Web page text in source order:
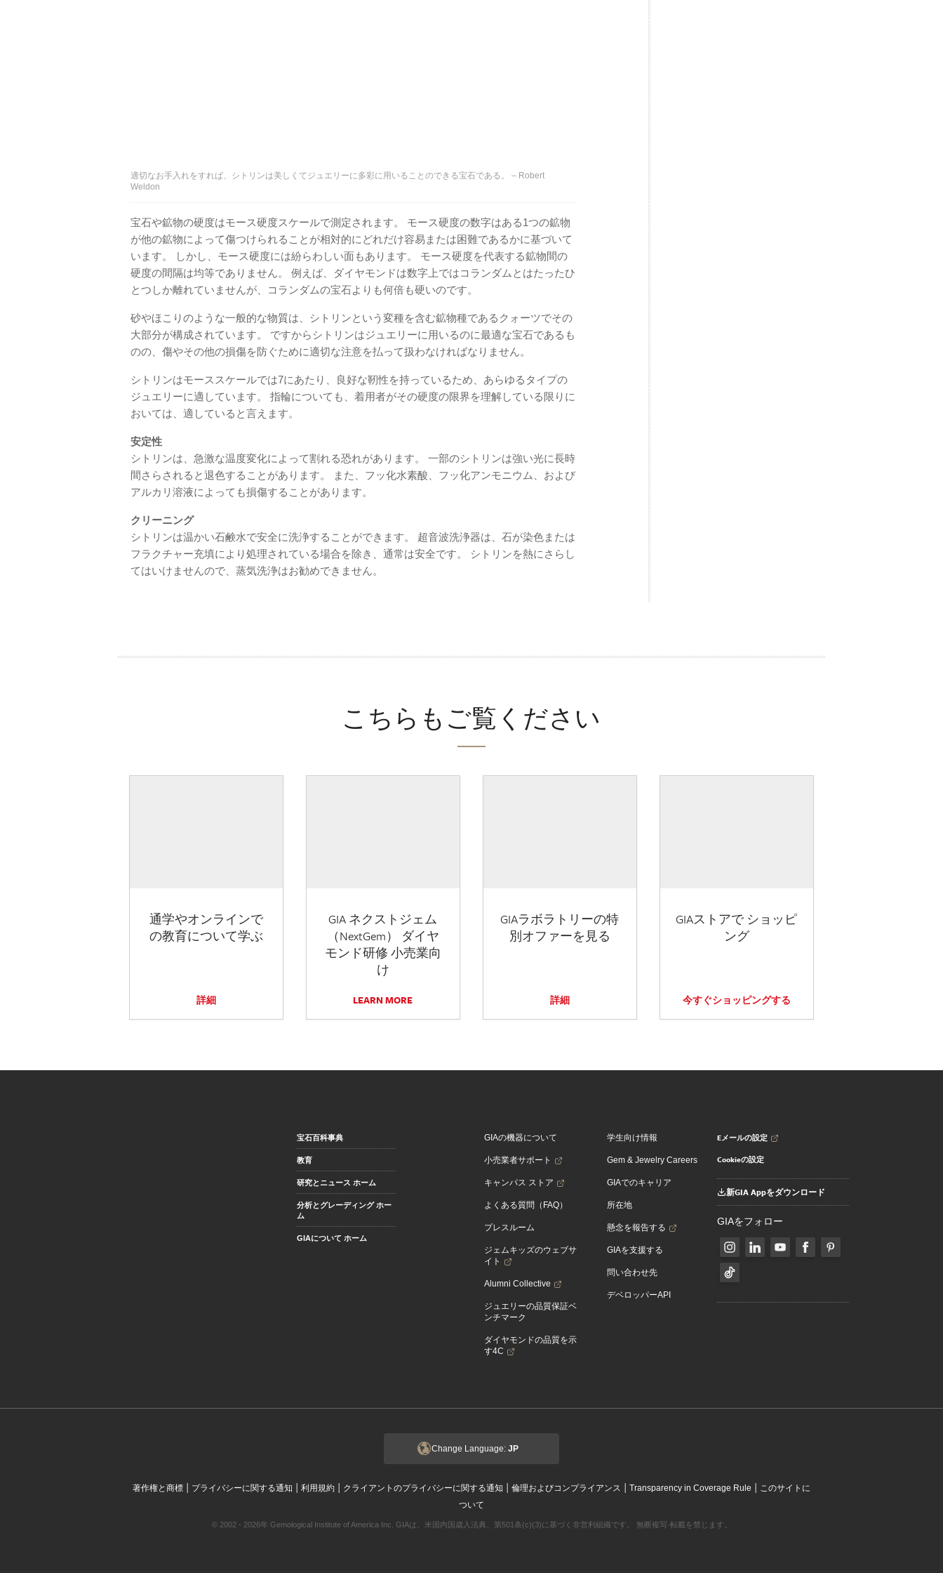
適切なお手入れをすれば、シトリンは美しくてジュエリーに多彩に用いることのできる宝石である。 – Robert
Weldon
宝石や鉱物の硬度はモース硬度スケールで測定されます。 モース硬度の数字はある1つの鉱物
が他の鉱物によって傷つけられることが相対的にどれだけ容易または困難であるかに基づいて
います。 しかし、モース硬度には紛らわしい面もあります。 モース硬度を代表する鉱物間の
硬度の間隔は均等でありません。 例えば、ダイヤモンドは数字上ではコランダムとはたったひ
とつしか離れていませんが、コランダムの宝石よりも何倍も硬いのです。
砂やほこりのような一般的な物質は、シトリンという変種を含む鉱物種であるクォーツでその
大部分が構成されています。 ですからシトリンはジュエリーに用いるのに最適な宝石であるも
のの、傷やその他の損傷を防ぐために適切な注意を払って扱わなければなりません。
シトリンはモーススケールでは7にあたり、良好な靭性を持っているため、あらゆるタイプの
ジュエリーに適しています。 指輪についても、着用者がその硬度の限界を理解している限りに
おいては、適していると言えます。
安定性
シトリンは、急激な温度変化によって割れる恐れがあります。 一部のシトリンは強い光に長時
間さらされると退色することがあります。 また、フッ化水素酸、フッ化アンモニウム、および
アルカリ溶液によっても損傷することがあります。
クリーニング
シトリンは温かい石鹸水で安全に洗浄することができます。 超音波洗浄器は、石が染色または
フラクチャー充填により処理されている場合を除き、通常は安全です。 シトリンを熱にさらし
てはいけませんので、蒸気洗浄はお勧めできません。
こちらもご覧ください
通学やオンラインで
の教育について学ぶ
詳細
GIA ネクストジェム
（NextGem） ダイヤ
モンド研修 小売業向
け
LEARN MORE
GIAラボラトリーの特
別オファーを見る
詳細
GIAストアで ショッピ
ング
今すぐショッピングする
宝石百科事典
教育
研究とニュース ホーム
分析とグレーディング ホー
ム
GIAについて ホーム
GIAの機器について
小売業者サポート
キャンパス ストア
よくある質問（FAQ）
プレスルーム
ジェムキッズのウェブサ
イト
Alumni Collective
ジュエリーの品質保証ベ
ンチマーク
ダイヤモンドの品質を示
す4C
学生向け情報
Gem & Jewelry Careers
GIAでのキャリア
所在地
懸念を報告する
GIAを支援する
問い合わせ先
デベロッパーAPI
Eメールの設定
Cookieの設定
新GIA Appをダウンロード
GIAをフォロー
Change Language: JP
著作権と商標 | プライバシーに関する通知 | 利用規約 | クライアントのプライバシーに関する通知 | 倫理およびコンプライアンス | Transparency in Coverage Rule | このサイトに
ついて
© 2002 - 2026年 Gemological Institute of America Inc. GIAは、米国内国歳入法典、第501条(c)(3)に基づく非営利組織です。 無断複写·転載を禁じます。